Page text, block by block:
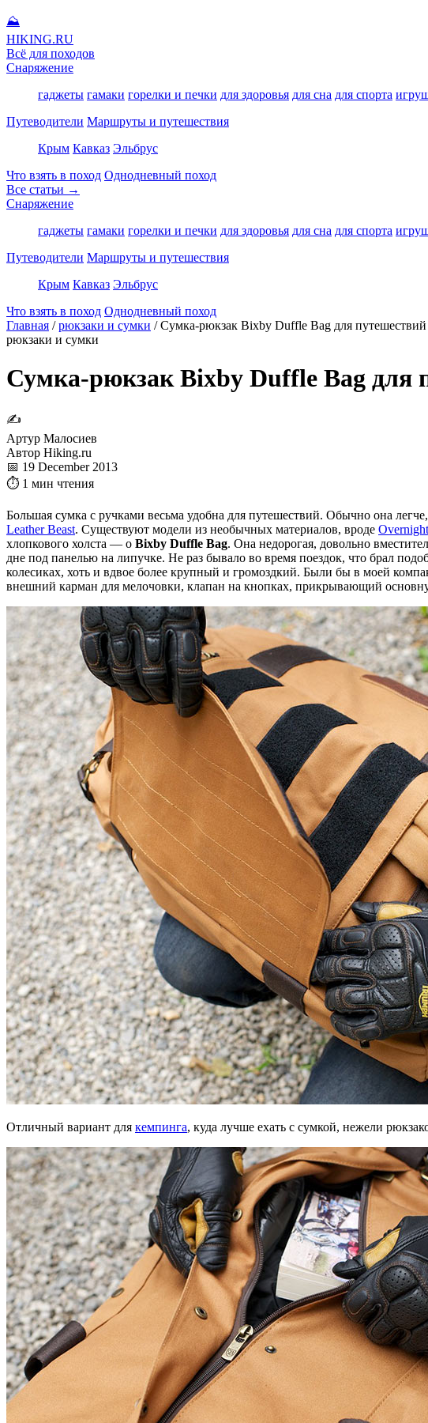
⛰
HIKING.RU
Всё для походов
Снаряжение
гаджеты гамаки горелки и печки для здоровья для сна для спорта
Путеводители Маршруты и путешествия
Крым Кавказ Эльбрус
Что взять в поход Однодневный поход
Все статьи →
Снаряжение
гаджеты гамаки горелки и печки для здоровья для сна для спорта
Путеводители Маршруты и путешествия
Крым Кавказ Эльбрус
Что взять в поход Однодневный поход
Главная / рюкзаки и сумки / Сумка-рюкзак Bixby Duffle Bag для путешествий
рюкзаки и сумки
Сумка-рюкзак Bixby Duffle Bag для
✍
Артур Малосиев
Автор Hiking.ru
📅 19 December 2013
⏱ 1 мин чтения
Большая сумка с ручками весьма удобна для путешествий. Обычно она
Leather Beast. Существуют модели из необычных материалов, вроде
хлопкового холста — о Bixby Duffle Bag. Она недорогая, довольно
дне под панелью на липучке. Не раз бывало во время поездок, что брал
колесиках, хоть и вдвое более крупный и громоздкий. Были бы в моей
внешний карман для мелочовки, клапан на кнопках, прикрывающий
Отличный вариант для кемпинга, куда лучше ехать с сумкой, нежели